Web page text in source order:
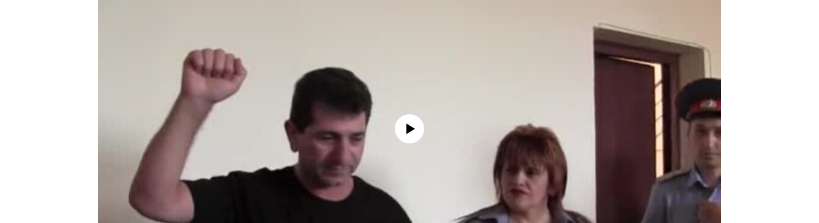
No media source currently available